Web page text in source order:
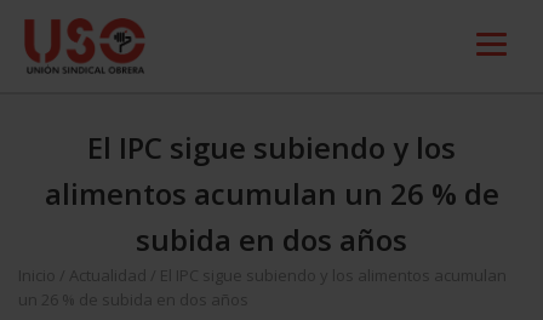
El IPC sigue subiendo y los
alimentos acumulan un 26 % de
subida en dos años
Inicio Actualidad
El IPC sigue subiendo y los alimentos acumulan
un 26 % de subida en dos años